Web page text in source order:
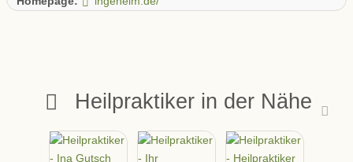
Heilpraktiker in der Nähe